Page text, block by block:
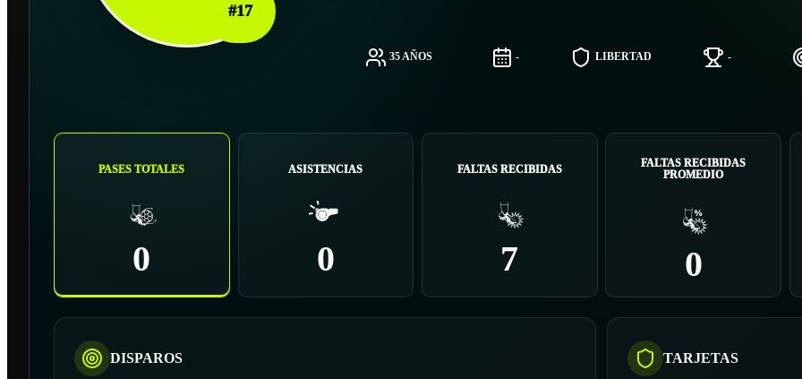
#17
35 AÑOS - LIBERTAD -
PASES TOTALES
0
ASISTENCIAS
0
FALTAS RECIBIDAS
7
FALTAS RECIBIDAS
PROMEDIO
0
DISPAROS TARJETAS